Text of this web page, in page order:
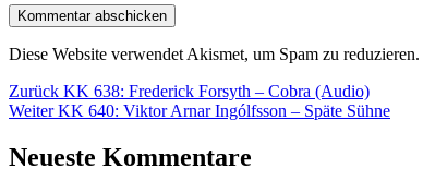
Diese Website verwendet Akismet, um Spam zu reduzieren.
Beitragsnavigation
Zurück Vorheriger
Beitrag:
KK 638: Frederick Forsyth – Cobra (Audio)
Weiter Nächster
KK 640: Viktor Arnar Ingólfsson – Späte Sühne
Neueste Kommentare